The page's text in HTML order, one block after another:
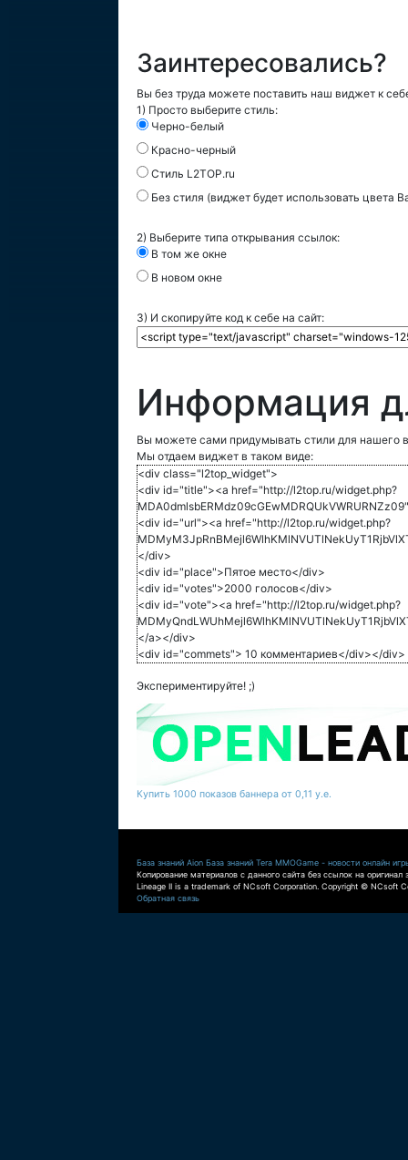
Заинтересовались?
Вы без труда можете поставить наш виджет к
1) Просто выберите стиль:
Черно-белый
Красно-черный
Стиль L2TOP.ru
Без стиля (виджет будет использовать цвета
2) Выберите типа открывания ссылок:
В том же окне
В новом окне
3) И скопируйте код к себе на сайт:
Информация
Вы можете сами придумывать стили для нашего
Мы отдаем виджет в таком виде:
<div class="l2top_widget">
<div id="title"><a href="http://l2top.ru/widget.php?
<div id="url"><a href="http://l2top.ru/widget.php?
</div>
<div id="place">Пятое место</div>
<div id="votes">2000 голосов</div>
<div id="vote"><a href="http://l2top.ru/widget.php?
</a></div>
<div id="commets"> 10 комментариев</div></div>
Экспериментируйте! ;)
Купить 1000 показов баннера от 0,11 у.е.
База знаний Aion База знаний Tera MMOGame - новости онлайн
Копирование материалов с данного сайта без ссылок на оригинал
Lineage II is a trademark of NCsoft Corporation. Copyright © NCsoft
Обратная связь